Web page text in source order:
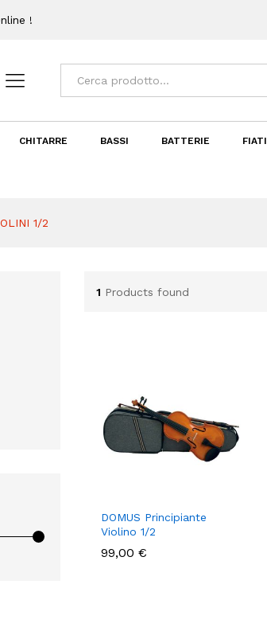
!
Categorie
CHITARRE BASSI BATTERIE FIATI
1/2
1 Products found
DOMUS Principiante
Violino 1/2
99,00 €
99,00 €